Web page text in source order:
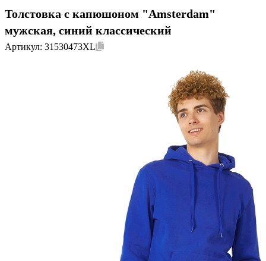
Толстовка с капюшоном "Amsterdam"
мужская, синий классический
Артикул: 31530473XL